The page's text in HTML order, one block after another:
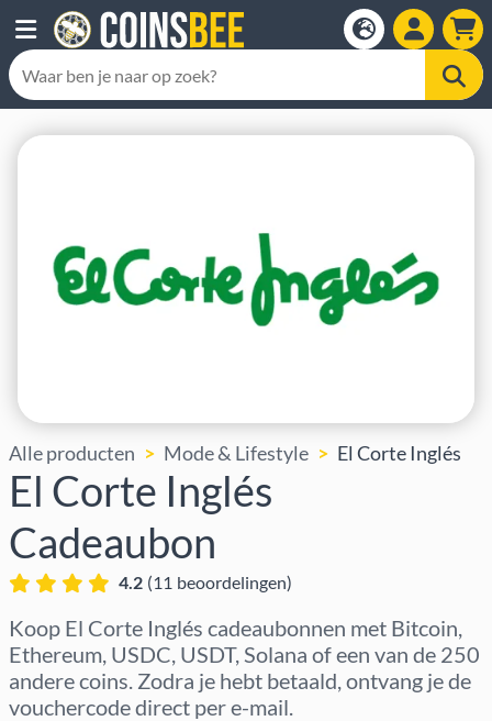
Alle producten Mode & Lifestyle El Corte Inglés
El Corte Inglés
Cadeaubon
4.2 (11 beoordelingen)
Koop El Corte Inglés cadeaubonnen met Bitcoin,
Ethereum, USDC, USDT, Solana of een van de 250
andere coins. Zodra je hebt betaald, ontvang je de
vouchercode direct per e-mail.